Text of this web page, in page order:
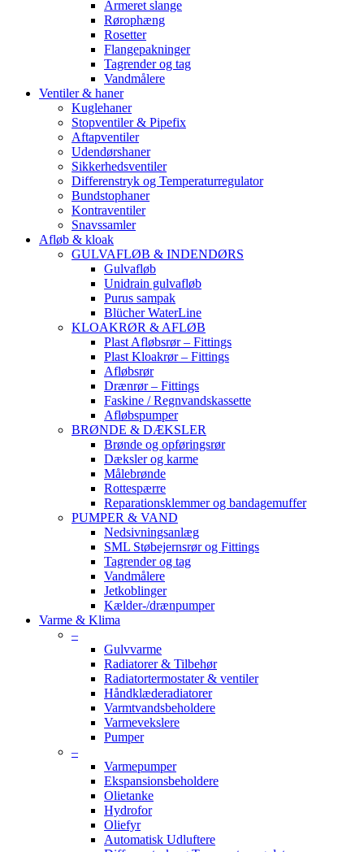
Armeret slange
Rørophæng
Rosetter
Flangepakninger
Tagrender og tag
Vandmålere
Ventiler & haner
Kuglehaner
Stopventiler & Pipefix
Aftapventiler
Udendørshaner
Sikkerhedsventiler
Differenstryk og Temperaturregulator
Bundstophaner
Kontraventiler
Snavssamler
Afløb & kloak
GULVAFLØB & INDENDØRS
Gulvafløb
Unidrain gulvafløb
Purus sampak
Blücher WaterLine
KLOAKRØR & AFLØB
Plast Afløbsrør – Fittings
Plast Kloakrør – Fittings
Afløbsrør
Drænrør – Fittings
Faskine / Regnvandskassette
Afløbspumper
BRØNDE & DÆKSLER
Brønde og opføringsrør
Dæksler og karme
Målebrønde
Rottespærre
Reparationsklemmer og bandagemuffer
PUMPER & VAND
Nedsivningsanlæg
SML Støbejernsrør og Fittings
Tagrender og tag
Vandmålere
Jetkoblinger
Kælder-/drænpumper
Varme & Klima
–
Gulvvarme
Radiatorer & Tilbehør
Radiatortermostater & ventiler
Håndklæderadiatorer
Varmtvandsbeholdere
Varmevekslere
Pumper
–
Varmepumper
Ekspansionsbeholdere
Olietanke
Hydrofor
Oliefyr
Automatisk Udluftere